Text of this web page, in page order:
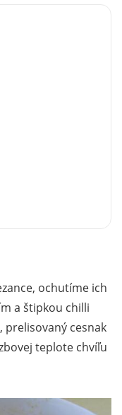
ochutíme ich
a štipkou chilli
prelisovaný cesnak
teplote chvíľu